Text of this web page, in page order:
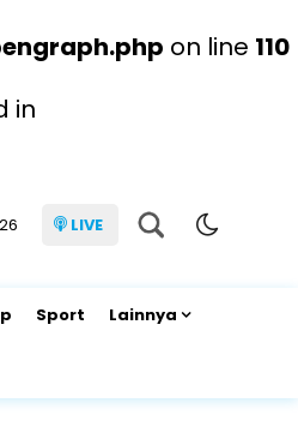
on line 110
in
LIVE
Sport Lainnya